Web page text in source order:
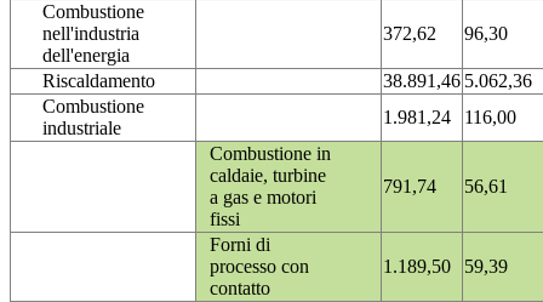
Combustione
nell'industria
dell'energia
372,62 96,30
Riscaldamento 38.891,46 5.062,36
Combustione
industriale
1.981,24
116,00
Combustione in
caldaie, turbine
a gas e motori
fissi
791,74 56,61
Forni di
processo con
contatto
1.189,50 59,39